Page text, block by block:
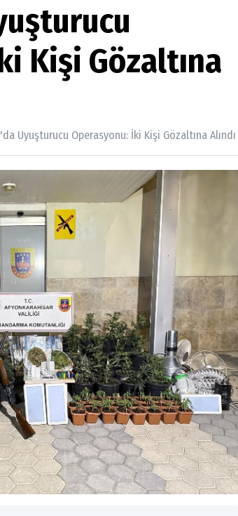
Kişi Gözaltına
Uyuşturucu Operasyonu: İki Kişi Gözaltına Alındı